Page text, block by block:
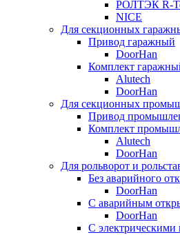
РОЛТЭК R-
NICE
Для секционных
Привод гаражный
DoorHan
Комплект
Alutech
DoorHan
Для секционных
Привод
Комплект
Alutech
DoorHan
Для рольворот и
Без аварийного
DoorHan
С аварийным
DoorHan
С